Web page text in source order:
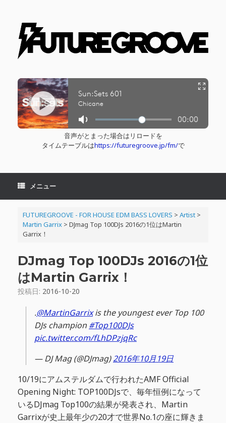
音声がとまった場合はリロードを
タイムテーブルはhttps://futuregroove.jp/fm/で
メニュー
FUTUREGROOVE - FOR HOUSE EDM BASS LOVERS > Artist>
Martin Garrix> DJmag Top 100DJs 2016の1位はMartin
Garrix！
DJmag Top 100DJs 2016の1位
はMartin Garrix！
投稿日: 2016-10-20
.@MartinGarrixis the youngest ever Top 100
DJs champion#Top100DJs
pic.twitter.com/fLhDPzjqRc
— DJ Mag (@DJmag)2016年10月19日
10/19にアムステルダムで行われたAMF Official
Opening Night: TOP100DJsで、毎年恒例になって
いるDJmag Top100の結果が発表され、Martin
Garrixが史上最年少の20才で世界No.1の座に輝きま